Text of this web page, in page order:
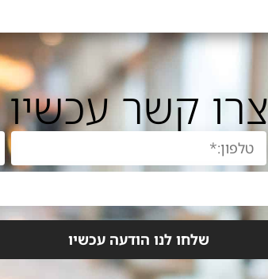
צרו קשר עכשיו
שלחו לנו הודעה עכשיו